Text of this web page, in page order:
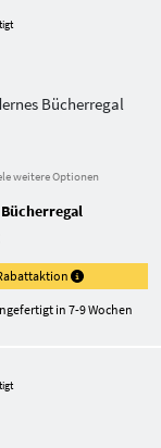
weitere Optionen
in 7-9 Wochen